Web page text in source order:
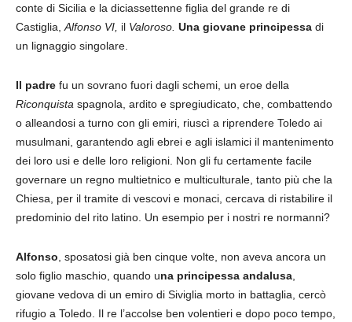
conte di Sicilia e la diciassettenne figlia del grande re di
Castiglia, Alfonso VI, il Valoroso. Una giovane principessa di
un lignaggio singolare.
Il padre fu un sovrano fuori dagli schemi, un eroe della
Riconquista spagnola, ardito e spregiudicato, che, combattendo
o alleandosi a turno con gli emiri, riuscì a riprendere Toledo ai
musulmani, garantendo agli ebrei e agli islamici il mantenimento
dei loro usi e delle loro religioni. Non gli fu certamente facile
governare un regno multietnico e multiculturale, tanto più che la
Chiesa, per il tramite di vescovi e monaci, cercava di ristabilire il
predominio del rito latino. Un esempio per i nostri re normanni?
Alfonso , sposatosi già ben cinque volte, non aveva ancora un
solo figlio maschio, quando una principessa andalusa
giovane vedova di un emiro di Siviglia morto in battaglia, cercò
rifugio a Toledo. Il re l’accolse ben volentieri e dopo poco tempo,